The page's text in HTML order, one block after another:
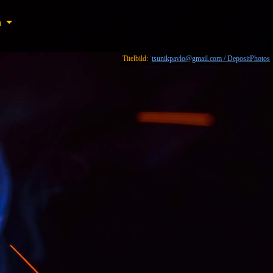
Titelbild: tsunikpavlo@gmail.com / DepositPhotos